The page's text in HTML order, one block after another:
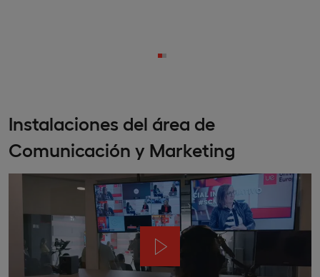
Instalaciones del área de
Comunicación y Marketing